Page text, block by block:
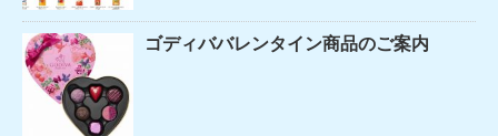
ゴディババレンタイン商品のご案内